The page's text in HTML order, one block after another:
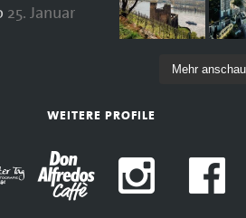
25. Januar
Mehr
WEITERE PROFILE